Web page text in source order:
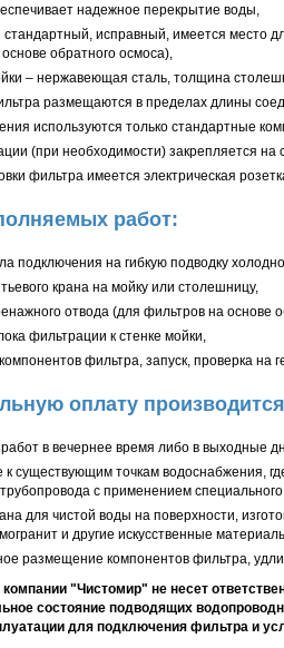
надежное перекрытие воды,
исправный, имеется место
обратного осмоса),
– нержавеющая сталь, толщина
размещаются в пределах длины
используются только стандартные
(при необходимости) закрепляется на
фильтра имеется электрическая
работ:
подключения на гибкую подводку
крана на мойку или столешницу,
отвода (для фильтров на основе
фильтрации к стенке мойки,
фильтра, запуск, проверка на
оплату
в вечернее время либо в выходные
к существующим точкам водоснабжения,
трубопровода с применением
для чистой воды на поверхности,
и другие искусственные
размещение компонентов фильтра,
"Чистомир" не несет
состояние подводящих
для подключения фильтра и